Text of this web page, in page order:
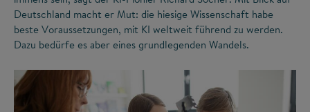
Deutschland macht er Mut: die hiesige Wissenschaft habe
beste Voraussetzungen, mit KI weltweit führend zu werden.
Dazu bedürfe es aber eines grundlegenden Wandels.